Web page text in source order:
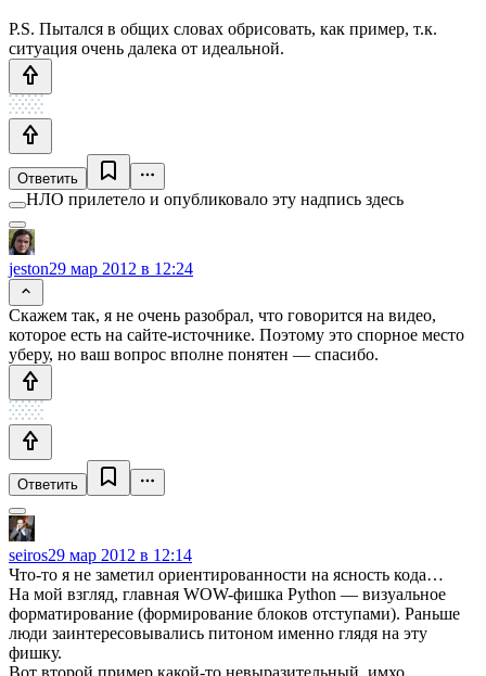
P.S. Пытался в общих словах обрисовать, как пример, т.к.
ситуация очень далека от идеальной.
Ответить
НЛО прилетело и опубликовало эту надпись здесь
jeston29 мар 2012 в 12:24
Скажем так, я не очень разобрал, что говорится на видео,
которое есть на сайте-источнике. Поэтому это спорное место
уберу, но ваш вопрос вполне понятен — спасибо.
Ответить
seiros29 мар 2012 в 12:14
Что-то я не заметил ориентированности на ясность кода…
На мой взгляд, главная WOW-фишка Python — визуальное
форматирование (формирование блоков отступами). Раньше
люди заинтересовывались питоном именно глядя на эту
фишку.
Вот второй пример какой-то невыразительный, имхо.